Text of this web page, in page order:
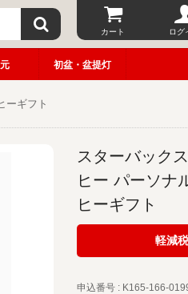
カート ログ
初盆・盆提灯
ーギフト
スターバック
ヒー パーソナ
ヒーギフト
軽減
申込番号 : K165-166-